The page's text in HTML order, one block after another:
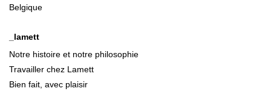
Belgique
_lamett
Notre histoire et notre philosophie
Travailler chez Lamett
Bien fait, avec plaisir